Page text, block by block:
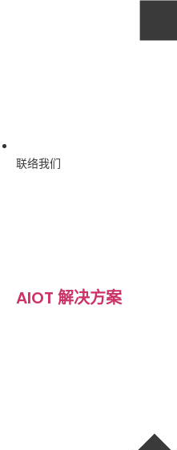
联络我们
AIOT 解决方案